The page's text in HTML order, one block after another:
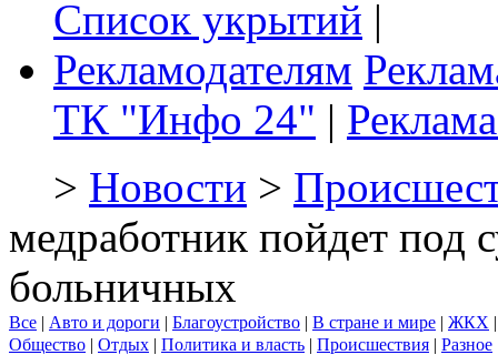
Список укрытий |
Рекламодателям
ТК "Инфо 24" |
> Новости >
медработник пойдет под
больничных
Все | Авто и дороги | Благоустройство | В стране и мире | ЖКХ
Общество | Отдых | Политика и власть | Происшествия | Разное